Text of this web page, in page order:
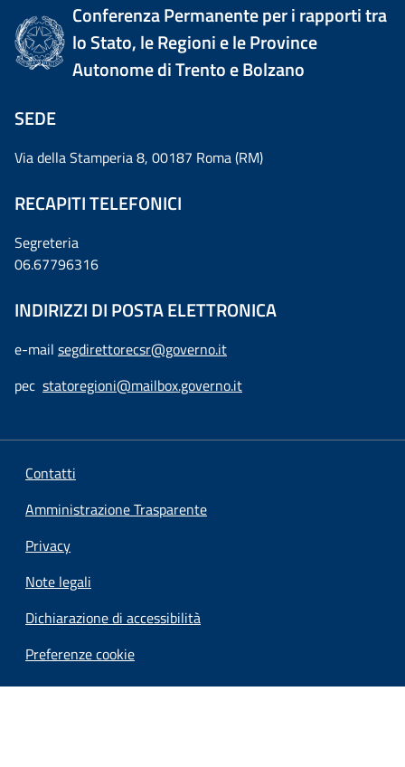
Conferenza Permanente per i rapporti tra
lo Stato, le Regioni e le Province
Autonome di Trento e Bolzano
SEDE
Via della Stamperia 8, 00187 Roma (RM)
RECAPITI TELEFONICI
Segreteria
06.67796316
INDIRIZZI DI POSTA ELETTRONICA
e-mail segdirettorecsr@governo.it
pec statoregioni@mailbox.governo.it
Contatti
Amministrazione Trasparente
Privacy
Note legali
Dichiarazione di accessibilità
Preferenze cookie